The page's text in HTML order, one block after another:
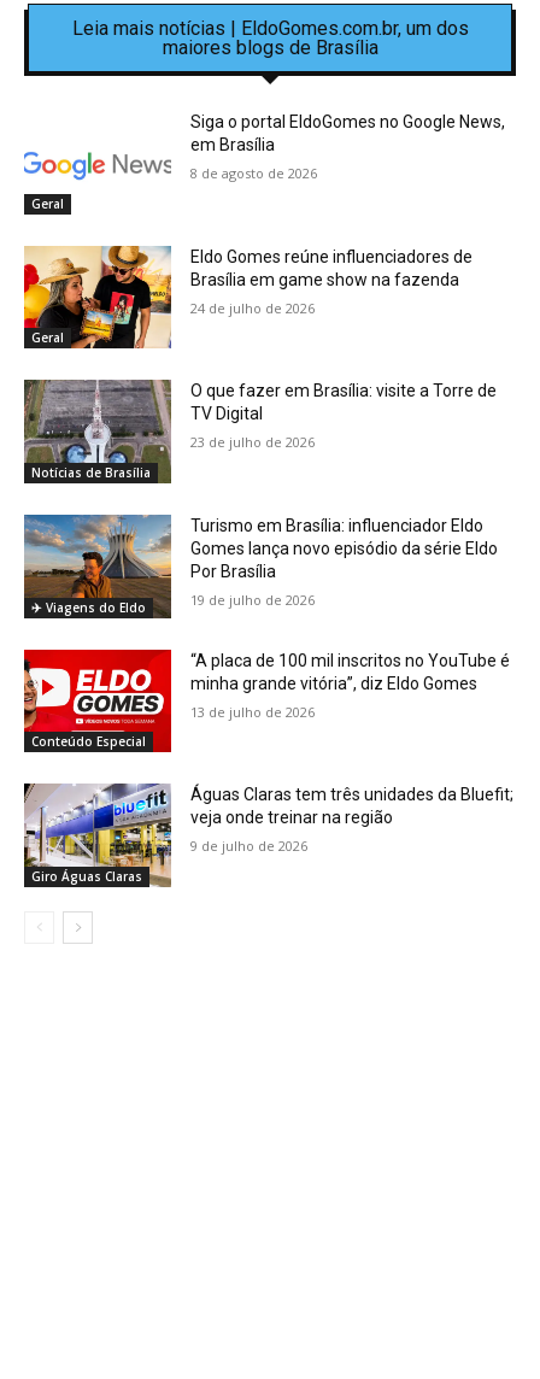
Leia mais notícias | EldoGomes.com.br, um dos
maiores blogs de Brasília
Geral
Siga o portal EldoGomes no Google News,
em Brasília
8 de agosto de 2026
Geral
Eldo Gomes reúne influenciadores de
Brasília em game show na fazenda
24 de julho de 2026
Notícias de Brasília
O que fazer em Brasília: visite a Torre de
TV Digital
23 de julho de 2026
✈️ Viagens do Eldo
Turismo em Brasília: influenciador Eldo
Gomes lança novo episódio da série Eldo
Por Brasília
19 de julho de 2026
Conteúdo Especial
“A placa de 100 mil inscritos no YouTube é
minha grande vitória”, diz Eldo Gomes
13 de julho de 2026
Giro Águas Claras
Águas Claras tem três unidades da Bluefit;
veja onde treinar na região
9 de julho de 2026